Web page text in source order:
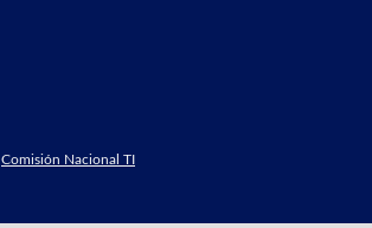
Comisión Nacional TI